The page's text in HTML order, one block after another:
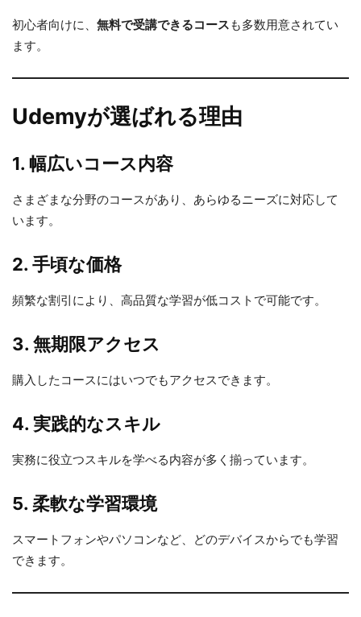
初心者向けに、 無料で受講できるコース も多数用意されてい
ます。
Udemyが選ばれる理由
1. 幅広いコース内容
さまざまな分野のコースがあり、あらゆるニーズに対応して
います。
2. 手頃な価格
頻繁な割引により、高品質な学習が低コストで可能です。
3. 無期限アクセス
購入したコースにはいつでもアクセスできます。
4. 実践的なスキル
実務に役立つスキルを学べる内容が多く揃っています。
5. 柔軟な学習環境
スマートフォンやパソコンなど、どのデバイスからでも学習
できます。